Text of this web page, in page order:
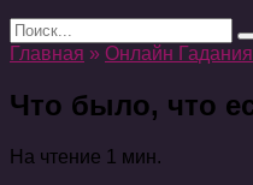
Search
for:
Главная » Онлайн Гадания
Что было, что
На чтение 1 мин.